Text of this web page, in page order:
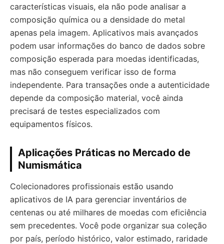
características visuais, ela não pode analisar a
composição química ou a densidade do metal
apenas pela imagem. Aplicativos mais avançados
podem usar informações do banco de dados sobre
composição esperada para moedas identificadas,
mas não conseguem verificar isso de forma
independente. Para transações onde a autenticidade
depende da composição material, você ainda
precisará de testes especializados com
equipamentos físicos.
Aplicações Práticas no Mercado de
Numismática
Colecionadores profissionais estão usando
aplicativos de IA para gerenciar inventários de
centenas ou até milhares de moedas com eficiência
sem precedentes. Você pode organizar sua coleção
por país, período histórico, valor estimado, raridade